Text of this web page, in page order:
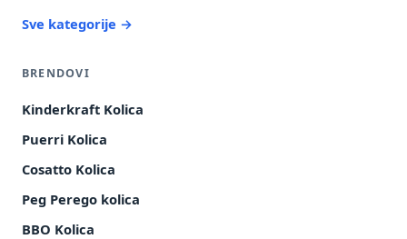
Sve kategorije →
BRENDOVI
Kinderkraft Kolica
Puerri Kolica
Cosatto Kolica
Peg Perego kolica
BBO Kolica